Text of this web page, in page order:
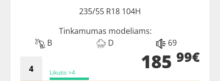
235/55 R18 104H
Tinkamumas modeliams:
B
D 69
Likutis >4 185 99€